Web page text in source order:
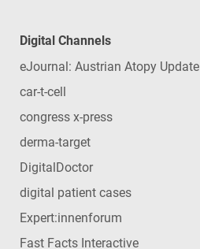
Digital Channels
eJournal: Austrian Atopy Update
car-t-cell
congress x-press
derma-target
DigitalDoctor
digital patient cases
Expert:innenforum
Fast Facts Interactive